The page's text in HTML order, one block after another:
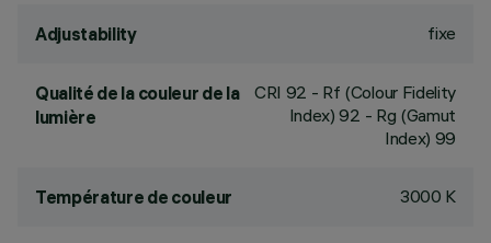
Adjustability fixe
Qualité de la couleur de la
lumière
CRI 92 - Rf (Colour Fidelity
Index) 92 - Rg (Gamut
Index) 99
Température de couleur 3000 K